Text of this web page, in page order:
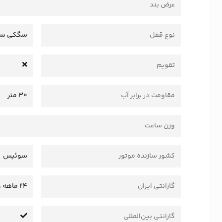
عرض بند
نوع قفل سگکی
تقویم
مقاومت در برابر آب 30 متر
وزن ساعت
کشور سازنده موتور سوئیس
گارانتی ایران 24 ماهه وستا سرویس
گارانتی بین‌المللی